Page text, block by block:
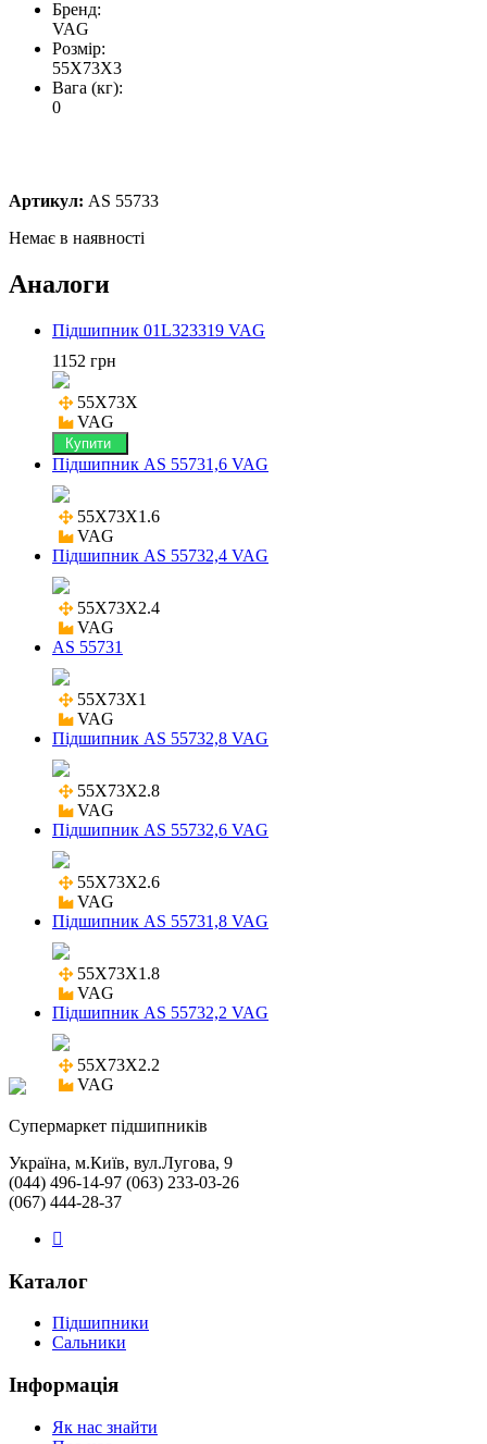
Бренд:
VAG
Розмір:
55X73X3
Вага (кг):
0
Артикул: AS 55733
Немає в наявності
Аналоги
Підшипник 01L323319 VAG
1152 грн
55X73X
VAG
Купити
Підшипник AS 55731,6 VAG
55X73X1.6
VAG
Підшипник AS 55732,4 VAG
55X73X2.4
VAG
AS 55731
55X73X1
VAG
Підшипник AS 55732,8 VAG
55X73X2.8
VAG
Підшипник AS 55732,6 VAG
55X73X2.6
VAG
Підшипник AS 55731,8 VAG
55X73X1.8
VAG
Підшипник AS 55732,2 VAG
55X73X2.2
VAG
Cупермаркет підшипників
Україна, м.Київ, вул.Лугова, 9
(044) 496-14-97 (063) 233-03-26
(067) 444-28-37
Каталог
Підшипники
Сальники
Інформація
Як нас знайти